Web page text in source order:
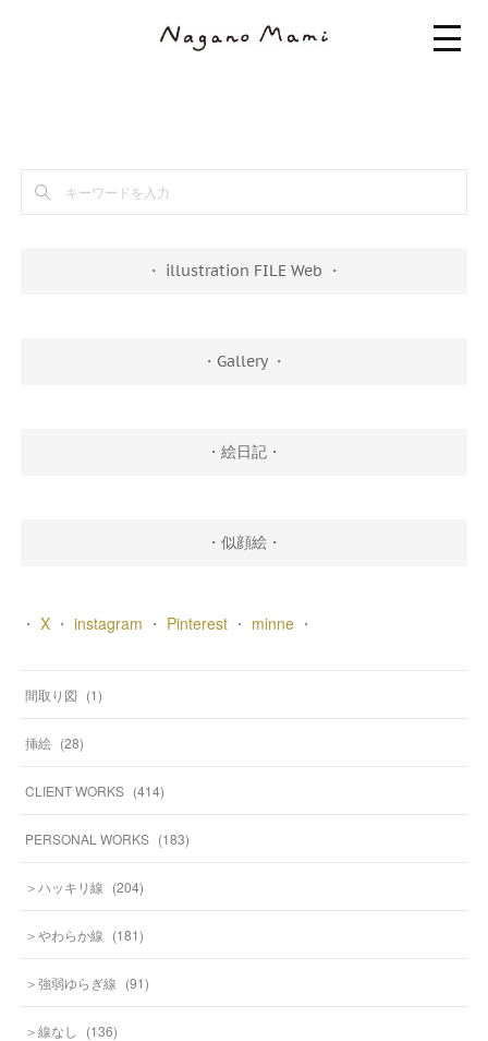
・ illustration FILE Web ・
・Gallery ・
・絵日記・
・似顔絵・
・ X・ instagram ・ Pinterest・ minne・
間取り図 (1)
挿絵 (28)
CLIENT WORKS (414)
PERSONAL WORKS (183)
＞ハッキリ線 (204)
＞やわらか線 (181)
＞強弱ゆらぎ線 (91)
＞線なし (136)